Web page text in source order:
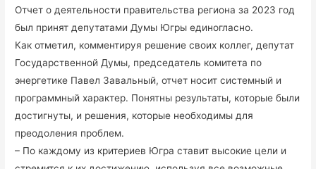
Отчет о деятельности правительства региона за 2023 год
был принят депутатами Думы Югры единогласно.
Как отметил, комментируя решение своих коллег, депутат
Государственной Думы, председатель комитета по
энергетике Павел Завальный, отчет носит системный и
программный характер. Понятны результаты, которые были
достигнуты, и решения, которые необходимы для
преодоления проблем.
– По каждому из критериев Югра ставит высокие цели и